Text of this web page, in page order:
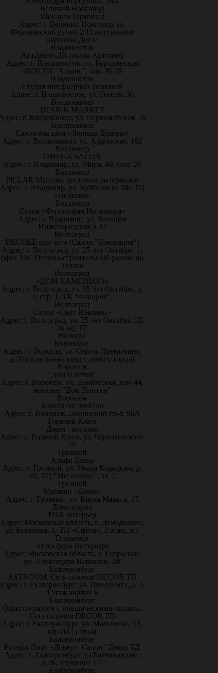
Великий Новгород
Шоу-рум Терминал
Адрес: г. Великий Новгород ул.
Федоровский ручей 2/13 внутренняя
парковка Диеза
Владивосток
АртДекор-ДВ (склад Артполе)
Адрес: г. Владивосток, ул. Бородинская
46/50 ТЦ "Альянс", пав. № 26
Владивосток
Студия интерьерных решений
Адрес: г. Владивосток, ул. Гоголя, 30
Владикавказ
DESIGN MARKET
г. Владикавказ, ул. Первомайская, 28
Владикавказ
Салон-магазин «Лепные Декоры»
Адрес: г. Владикавказ, ул. Ардонская, 182
Владимир
OMEGA SALON
Адрес: г. Владимир, ул. Мира, 49, пом. 20
Владимир
PILLAR Магазин чистовых материалов
Адрес: г. Владимир, ул. Куйбышева 28е ТЦ
«Подкова»
Владимир
Салон «Философия Интерьера»
Адрес: г. Владимир, ул. Большая
Нижегородская д.32
Волгоград
DECOLE шоу-рум (Салон "Декорация")
Адрес: г. Волгоград, ул. 25 лет Октября, 1,
офис 104. Оптово-строительный рынок на
Тулака
Волгоград
«ДОМ КАМЕНЬОН»
Адрес: г. Волгоград, ул. 25 лет Октября, д.
1, стр. 1, ТК "Фаворит".
Волгоград
Салон «Свет Южанки»
Адрес: г. Волгоград, ул. 25 лет Октября 1Ц,
склад ТР
Вологда
Европласт
Адрес: г. Вологда, ул. Сергея Преминина,
д.10 (отдельный вход с левого торца)
Воронеж
"Дом Плитки"
Адрес: г. Воронеж. ул. Донбасская, дом 44,
магазин "Дом Плитки"
Воронеж
Компания ЭкоПол
Адрес: г. Воронеж, Ленинский пр-т, 96А
Горячий Ключ
Джем - магазин
Адрес: г. Горячий Ключ, ул. Черняховского
79
Грозный
Альфа Декор
Адрес: г. Грозный, ул. Умара Кадырова, д.
48, ТЦ "Мегаполис", эт. 2
Грозный
Магазин «Джем»
Адрес: г. Грозный, ул. Карла Маркса, 17
Домодедово
FOX интерьер
Адрес: Московская область, г. Домодедово,
ул. Корнеева, 1, ТЦ «Сфера», 2 этаж, п.1
Егорьевск
Атмосфера Интерьера
Адрес: Московская область, г. Егорьевск,
ул. Александра Невского, 2В
Екатеринбург
ASTROOM. Сеть салонов DECOR TD
г. Екатеринбург, ул. Цвиллинга, д .1,
4 этаж корпус Б
Екатеринбург
Офис по работе с юридическими лицами.
Сеть салонов DECOR TD
Адрес: г. Екатеринбург, ул. Малышева, 53,
оф.514 |5 этаж|
Екатеринбург
Ритейл-Порт «Докер», Салон "Декор ТД
Адрес: г. Екатеринбург, ул.Бахчиванджи,
д.2Б, /строение С1
Екатеринбург